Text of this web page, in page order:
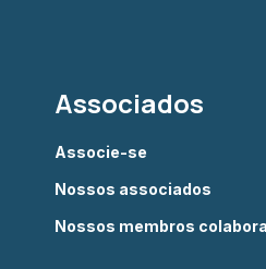
Associados
Associe-se
Nossos associados
Nossos membros